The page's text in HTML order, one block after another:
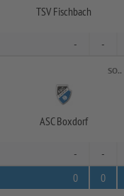
TSV Fischbach
- -
SO..
ASC Boxdorf
- -
0
0